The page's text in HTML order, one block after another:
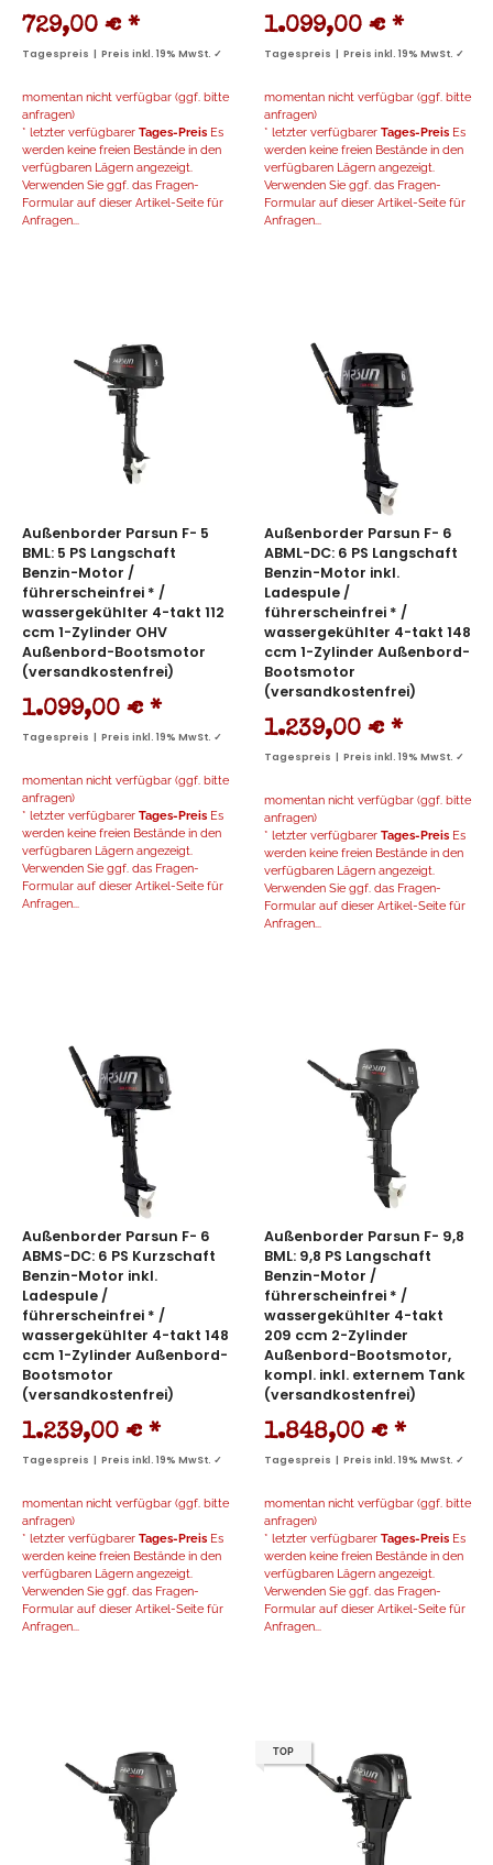
729,00 € *
Tagespreis | Preis inkl. 19% MwSt. ✓
momentan nicht verfügbar (ggf. bitte
anfragen)
* letzter verfügbarer Tages-Preis Es
werden keine freien Bestände in den
verfügbaren Lägern angezeigt.
Verwenden Sie ggf. das Fragen-
Formular auf dieser Artikel-Seite für
Anfragen...
1.099,00 € *
Tagespreis | Preis inkl. 19% MwSt. ✓
momentan nicht verfügbar (ggf. bitte
anfragen)
* letzter verfügbarer Tages-Preis Es
werden keine freien Bestände in den
verfügbaren Lägern angezeigt.
Verwenden Sie ggf. das Fragen-
Formular auf dieser Artikel-Seite für
Anfragen...
Außenborder Parsun F- 5
BML: 5 PS Langschaft
Benzin-Motor /
führerscheinfrei * /
wassergekühlter 4-takt 112
ccm 1-Zylinder OHV
Außenbord-Bootsmotor
(versandkostenfrei)
1.099,00 € *
Tagespreis | Preis inkl. 19% MwSt. ✓
momentan nicht verfügbar (ggf. bitte
anfragen)
* letzter verfügbarer Tages-Preis Es
werden keine freien Bestände in den
verfügbaren Lägern angezeigt.
Verwenden Sie ggf. das Fragen-
Formular auf dieser Artikel-Seite für
Anfragen...
Außenborder Parsun F- 6
ABML-DC: 6 PS Langschaft
Benzin-Motor inkl.
Ladespule /
führerscheinfrei * /
wassergekühlter 4-takt 148
ccm 1-Zylinder Außenbord-
Bootsmotor
(versandkostenfrei)
1.239,00 € *
Tagespreis | Preis inkl. 19% MwSt. ✓
momentan nicht verfügbar (ggf. bitte
anfragen)
* letzter verfügbarer Tages-Preis Es
werden keine freien Bestände in den
verfügbaren Lägern angezeigt.
Verwenden Sie ggf. das Fragen-
Formular auf dieser Artikel-Seite für
Anfragen...
Außenborder Parsun F- 6
ABMS-DC: 6 PS Kurzschaft
Benzin-Motor inkl.
Ladespule /
führerscheinfrei * /
wassergekühlter 4-takt 148
ccm 1-Zylinder Außenbord-
Bootsmotor
(versandkostenfrei)
1.239,00 € *
Tagespreis | Preis inkl. 19% MwSt. ✓
momentan nicht verfügbar (ggf. bitte
anfragen)
* letzter verfügbarer Tages-Preis Es
werden keine freien Bestände in den
verfügbaren Lägern angezeigt.
Verwenden Sie ggf. das Fragen-
Formular auf dieser Artikel-Seite für
Anfragen...
Außenborder Parsun F- 9,8
BML: 9,8 PS Langschaft
Benzin-Motor /
führerscheinfrei * /
wassergekühlter 4-takt
209 ccm 2-Zylinder
Außenbord-Bootsmotor,
kompl. inkl. externem Tank
(versandkostenfrei)
1.848,00 € *
Tagespreis | Preis inkl. 19% MwSt. ✓
momentan nicht verfügbar (ggf. bitte
anfragen)
* letzter verfügbarer Tages-Preis Es
werden keine freien Bestände in den
verfügbaren Lägern angezeigt.
Verwenden Sie ggf. das Fragen-
Formular auf dieser Artikel-Seite für
Anfragen...
TOP